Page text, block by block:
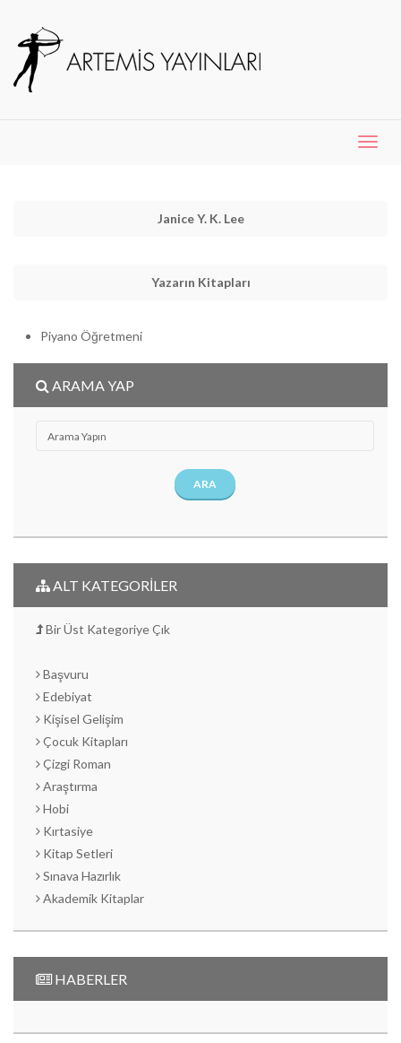
Janice Y. K. Lee
Yazarın Kitapları
Piyano Öğretmeni
ARAMA YAP
ARA
ALT KATEGORİLER
Bir Üst Kategoriye Çık
Başvuru
Edebiyat
Kişisel Gelişim
Çocuk Kitapları
Çizgi Roman
Araştırma
Hobi
Kırtasiye
Kitap Setleri
Sınava Hazırlık
Akademik Kitaplar
HABERLER